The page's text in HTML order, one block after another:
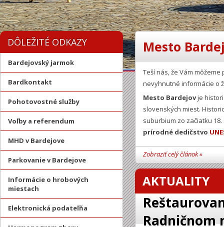
DÔLEŽITÉ ODKAZY
Bardejovský jarmok
Bardkontakt
Pohotovostné služby
Voľby a referendum
MHD v Bardejove
Parkovanie v Bardejove
Informácie o hrobových
miestach
Elektronická podateľňa
Mesto
Teší nás, že Vám
nevyhnutné informácie o
Mesto Bardejovje
slovenských miest.
suburbium zo začiatku
prírodné dedičstvo
Zobraziť celý článok »
AKTUALITY
Radničnom